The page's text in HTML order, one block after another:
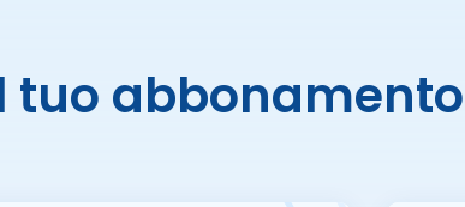
tuo abbonamento